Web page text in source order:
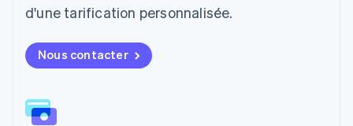
d'une tarification personnalisée.
Nous contacter
Malte
Mexique
EspañolEnglish
Norvège
Nouvelle-Zélande
English